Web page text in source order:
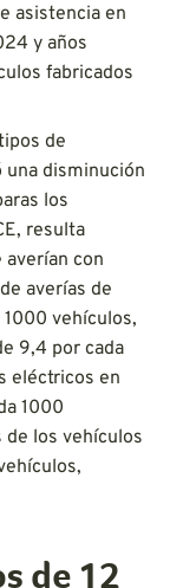
asistencia en
y años
fabricados
de
una disminución
los
resulta
con
averías de
vehículos,
9,4 por cada
eléctricos en
1000
los vehículos
de 12